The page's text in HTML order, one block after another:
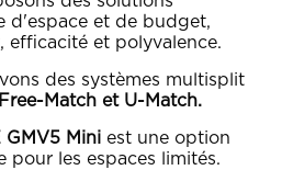
d'espace et de budget,
efficacité et polyvalence.
des systèmes multisplit
Match et U-Match.
GMV5 Mini est une option
pour les espaces limités.